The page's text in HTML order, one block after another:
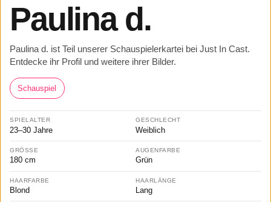
Paulina d.
Paulina d. ist Teil unserer Schauspielerkartei bei Just In Cast.
Entdecke ihr Profil und weitere ihrer Bilder.
Schauspiel
SPIELALTER
23–30 Jahre
GESCHLECHT
Weiblich
GRÖSSE
180 cm
AUGENFARBE
Grün
HAARFARBE
Blond
HAARLÄNGE
Lang